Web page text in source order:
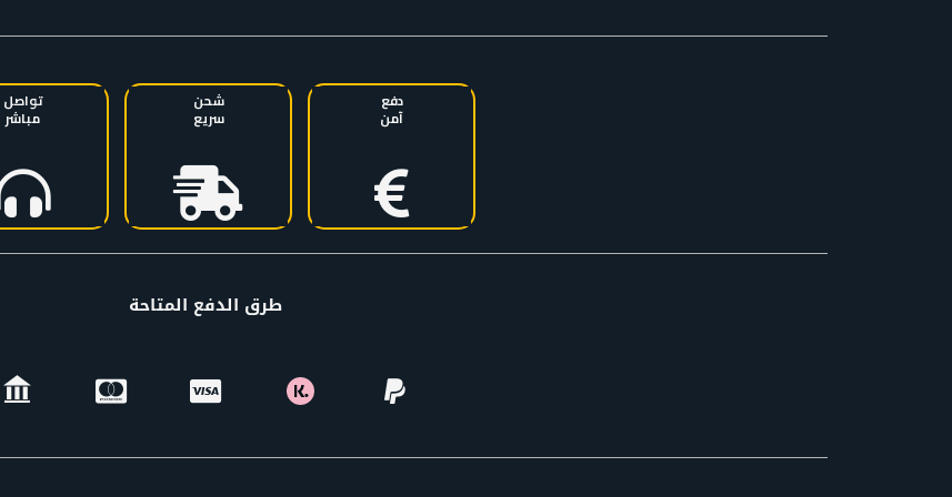
دفع
آمن
شحن
سريع
تواصل
مباشر
طرق الدفع المتاحة